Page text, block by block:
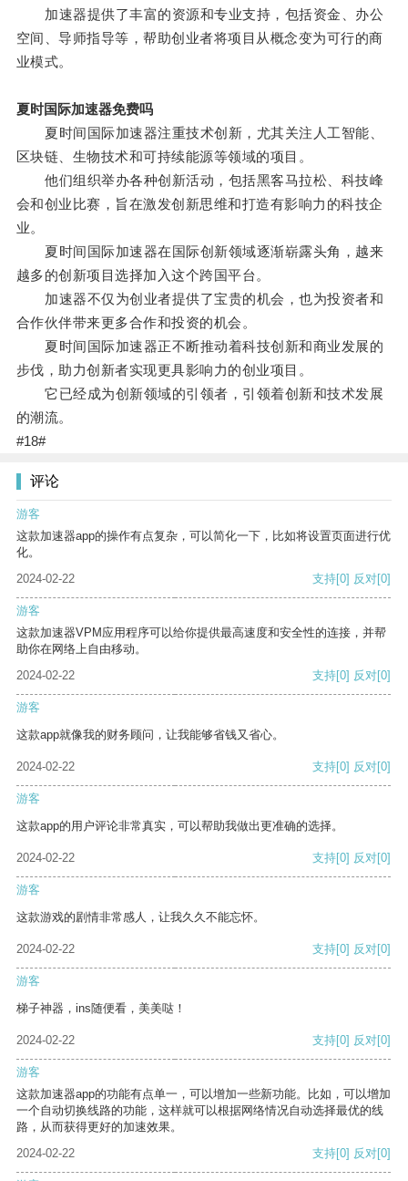
加速器提供了丰富的资源和专业支持，包括资金、办公
空间、导师指导等，帮助创业者将项目从概念变为可行的商
业模式。
夏时国际加速器免费吗
夏时间国际加速器注重技术创新，尤其关注人工智能、
区块链、生物技术和可持续能源等领域的项目。
他们组织举办各种创新活动，包括黑客马拉松、科技峰
会和创业比赛，旨在激发创新思维和打造有影响力的科技企
业。
夏时间国际加速器在国际创新领域逐渐崭露头角，越来
越多的创新项目选择加入这个跨国平台。
加速器不仅为创业者提供了宝贵的机会，也为投资者和
合作伙伴带来更多合作和投资的机会。
夏时间国际加速器正不断推动着科技创新和商业发展的
步伐，助力创新者实现更具影响力的创业项目。
它已经成为创新领域的引领者，引领着创新和技术发展
的潮流。
#18#
评论
游客
这款加速器app的操作有点复杂，可以简化一下，比如将设置页面进行优
化。
2024-02-22
支持[0] 反对[0]
游客
这款加速器VPM应用程序可以给你提供最高速度和安全性的连接，并帮
助你在网络上自由移动。
2024-02-22
支持[0] 反对[0]
游客
这款app就像我的财务顾问，让我能够省钱又省心。
2024-02-22 支持[0] 反对[0]
游客
这款app的用户评论非常真实，可以帮助我做出更准确的选择。
2024-02-22 支持[0] 反对[0]
游客
这款游戏的剧情非常感人，让我久久不能忘怀。
2024-02-22 支持[0] 反对[0]
游客
梯子神器，ins随便看，美美哒！
2024-02-22 支持[0] 反对[0]
游客
这款加速器app的功能有点单一，可以增加一些新功能。比如，可以增加
一个自动切换线路的功能，这样就可以根据网络情况自动选择最优的线
路，从而获得更好的加速效果。
2024-02-22
支持[0] 反对[0]